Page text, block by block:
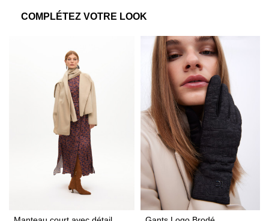
COMPLÉTEZ VOTRE LOOK